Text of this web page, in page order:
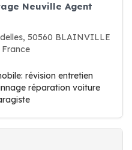
Neuville Agent
50560 BLAINVILLE
révision entretien
réparation voiture